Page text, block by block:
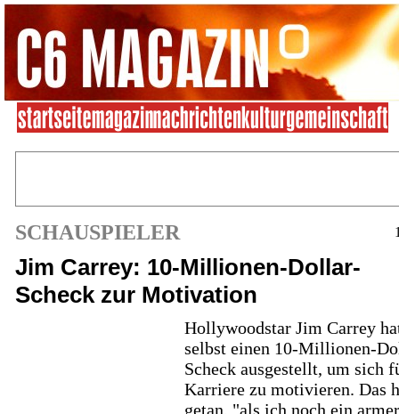
SCHAUSPIELER
Jim Carrey: 10-Millionen-Dollar-
Scheck zur Motivation
Hollywoodstar Jim Carrey
selbst einen 10-Millionen-
Scheck ausgestellt, um sich
Karriere zu motivieren. Das
getan, "als ich noch ein